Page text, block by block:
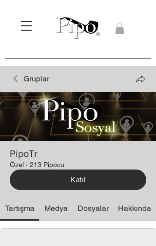
Gruplar
PipoTr
Özel · 213 Pipocu
Katıl
Tartışma Medya Dosyalar Hakkında